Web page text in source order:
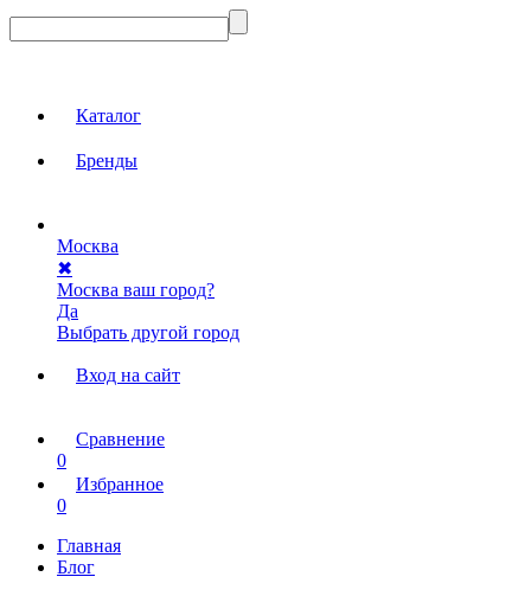
Каталог
Бренды
Москва
✖
Москва ваш город?
Да
Выбрать другой город
Вход на сайт
Сравнение
0
Избранное
0
Главная
Блог